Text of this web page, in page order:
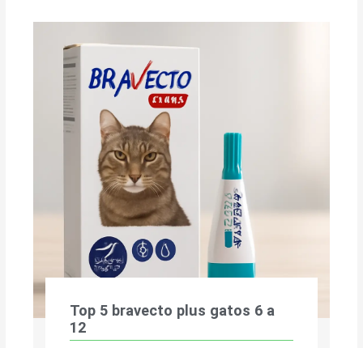
Top 5 bravecto plus gatos 6 a
12